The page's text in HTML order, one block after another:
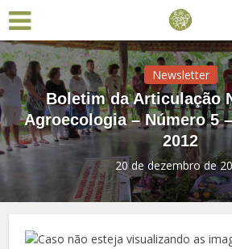
Newsletter
Boletim da Articulação
Agroecologia – Número 5
2012
20 de dezembro de